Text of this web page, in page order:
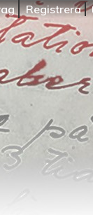
Registrera